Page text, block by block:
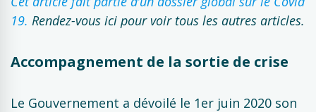
19. Rendez-vous ici pour voir tous les autres articles.
Accompagnement de la sortie de crise
Le Gouvernement a dévoilé le 1er juin 2020 son